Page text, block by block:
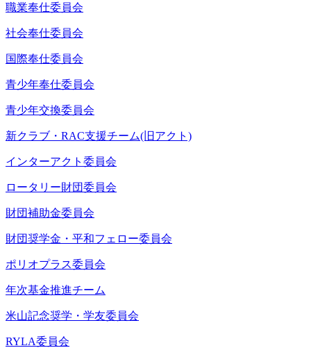
職業奉仕委員会
社会奉仕委員会
国際奉仕委員会
青少年奉仕委員会
青少年交換委員会
新クラブ・RAC支援チーム(旧アクト)
インターアクト委員会
ロータリー財団委員会
財団補助金委員会
財団奨学金・平和フェロー委員会
ポリオプラス委員会
年次基金推進チーム
米山記念奨学・学友委員会
RYLA委員会